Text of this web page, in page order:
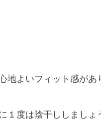
地よいフィット感があ
１度は陰干ししましょ